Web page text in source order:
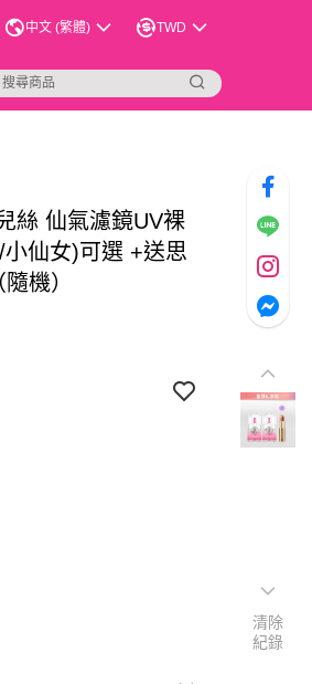
中文 (繁體) TWD
絲 仙氣濾鏡UV裸
仙女)可選 +送思
機）
清除
紀錄